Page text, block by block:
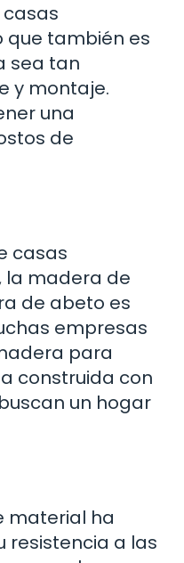
que también es
sea tan
y montaje.
una
de
casas
la madera de
de abeto es
empresas
para
construida con
un hogar
material ha
resistencia a las